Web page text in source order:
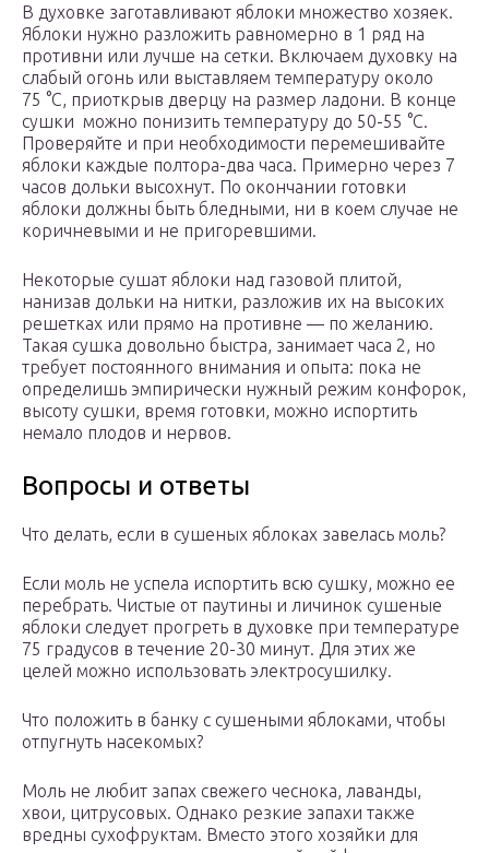
В духовке заготавливают яблоки множество хозяек.
Яблоки нужно разложить равномерно в 1 ряд на
противни или лучше на сетки. Включаем духовку на
слабый огонь или выставляем температуру около
75 °С, приоткрыв дверцу на размер ладони. В конце
сушки можно понизить температуру до 50-55 °С.
Проверяйте и при необходимости перемешивайте
яблоки каждые полтора-два часа. Примерно через 7
часов дольки высохнут. По окончании готовки
яблоки должны быть бледными, ни в коем случае не
коричневыми и не пригоревшими.
Некоторые сушат яблоки над газовой плитой,
нанизав дольки на нитки, разложив их на высоких
решетках или прямо на противне — по желанию.
Такая сушка довольно быстра, занимает часа 2, но
требует постоянного внимания и опыта: пока не
определишь эмпирически нужный режим конфорок,
высоту сушки, время готовки, можно испортить
немало плодов и нервов.
Вопросы и ответы
Что делать, если в сушеных яблоках завелась моль?
Если моль не успела испортить всю сушку, можно ее
перебрать. Чистые от паутины и личинок сушеные
яблоки следует прогреть в духовке при температуре
75 градусов в течение 20-30 минут. Для этих же
целей можно использовать электросушилку.
Что положить в банку с сушеными яблоками, чтобы
отпугнуть насекомых?
Моль не любит запах свежего чеснока, лаванды,
хвои, цитрусовых. Однако резкие запахи также
вредны сухофруктам. Вместо этого хозяйки для